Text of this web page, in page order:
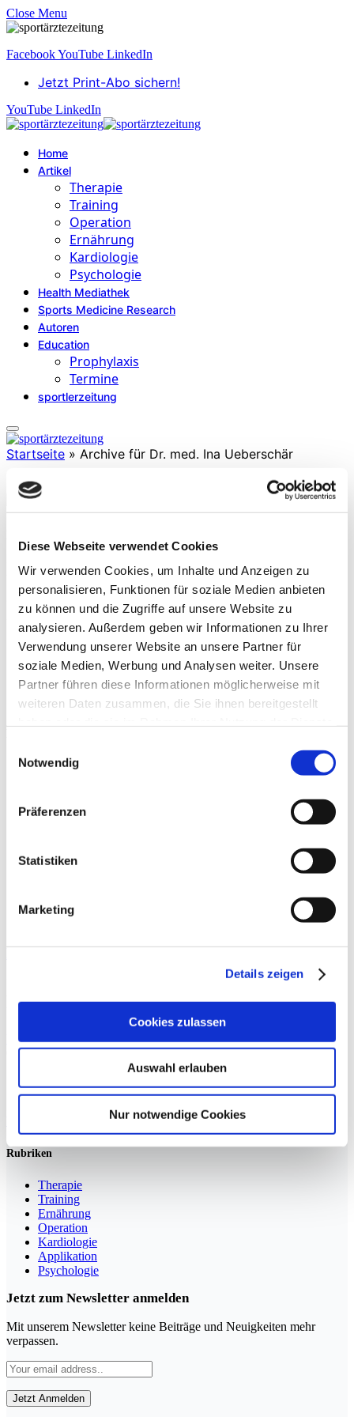
Diese Webseite verwendet Cookies
Wir verwenden Cookies, um Inhalte und Anzeigen zu
personalisieren, Funktionen für soziale Medien anbieten
zu können und die Zugriffe auf unsere Website zu
analysieren. Außerdem geben wir Informationen zu Ihrer
Verwendung unserer Website an unsere Partner für
soziale Medien, Werbung und Analysen weiter. Unsere
Partner führen diese Informationen möglicherweise mit
weiteren Daten zusammen, die Sie ihnen bereitgestellt
Notwendig
Präferenzen
Statistiken
Marketing
Details zeigen
Cookies zulassen
Auswahl erlauben
Nur notwendige Cookies
Close Menu
FacebookYouTube LinkedIn
Jetzt Print-Abo sichern!
YouTube LinkedIn
Home
Artikel
Therapie
Training
Operation
Ernährung
Kardiologie
Psychologie
Health Mediathek
Sports Medicine Research
Autoren
Education
Prophylaxis
Termine
sportlerzeitung
Startseite » Archive für Dr. med. Ina Ueberschär
arbeitet sie als Chefärztin des MEDIAN Sportmedizinischen
Instituts Leipzig. Zuvor war sie viele Jahre stellvertretende
Geschäftsführerin und leitende Ärztin der DRV Mitteldeutschland.
Außerdem ist sie seit 2019 Vorsitzende des Ausschusses für
Prävention und Rehabilitation der Sächsischen Landesärztekammer.
E-Sport
Im aktuellen Koalitionsvertrag zwischen CDU, CSU und SPD
Weiterlesen »
Sportmedizin für Ärzte, Therapeuten und Trainer
Rubriken
Therapie
Training
Ernährung
Operation
Kardiologie
Applikation
Psychologie
Jetzt zum Newsletter anmelden
Mit unserem Newsletter keine Beiträge und Neuigkeiten mehr
verpassen.